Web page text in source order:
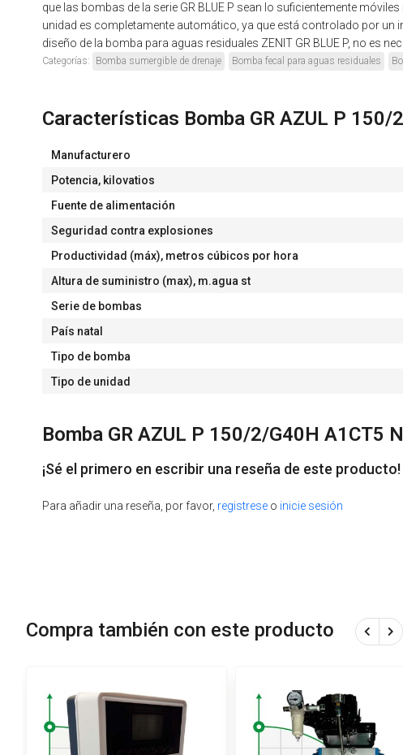
que las bombas de la serie GR BLUE P sean lo suficientemente
unidad es completamente automático, ya que está controlado por un
diseño de la bomba para aguas residuales ZENIT GR BLUE P, no es
Categorías: Bomba sumergible de drenaje Bomba fecal para aguas residuales
Características Bomba GR AZUL P 150/
Manufacturero
Potencia, kilovatios
Fuente de alimentación
Seguridad contra explosiones
Productividad (máx), metros cúbicos por hora
Altura de suministro (max), m.agua st
Serie de bombas
País natal
Tipo de bomba
Tipo de unidad
Bomba GR AZUL P 150/2/G40H A1CT5
¡Sé el primero en escribir una reseña de este producto!
Para añadir una reseña, por favor, registreseo inicie sesión
Compra también con este producto